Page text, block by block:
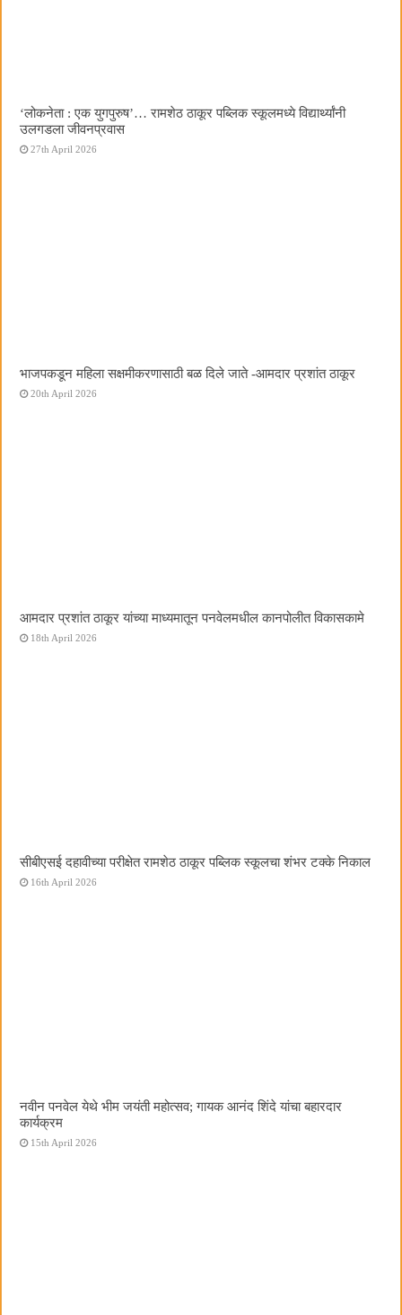
‌‘लोकनेता : एक युगपुरुष‌’… रामशेठ ठाकूर पब्लिक स्कूलमध्ये विद्यार्थ्यांनी
उलगडला जीवनप्रवास
27th April 2026
भाजपकडून महिला सक्षमीकरणासाठी बळ दिले जाते -आमदार प्रशांत ठाकूर
20th April 2026
आमदार प्रशांत ठाकूर यांच्या माध्यमातून पनवेलमधील कानपोलीत विकासकामे
18th April 2026
सीबीएसई दहावीच्या परीक्षेत रामशेठ ठाकूर पब्लिक स्कूलचा शंभर टक्के निकाल
16th April 2026
नवीन पनवेल येथे भीम जयंती महोत्सव; गायक आनंद शिंदे यांचा बहारदार
कार्यक्रम
15th April 2026